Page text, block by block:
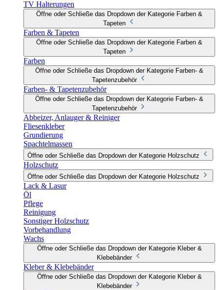
TV Halterungen
Öffne oder Schließe das Dropdown der Kategorie Farben &
Tapeten
Farben & Tapeten
Öffne oder Schließe das Dropdown der Kategorie Farben &
Tapeten
Farben
Öffne oder Schließe das Dropdown der Kategorie Farben- &
Tapetenzubehör
Farben- & Tapetenzubehör
Öffne oder Schließe das Dropdown der Kategorie Farben- &
Tapetenzubehör
Abbeizer, Anlauger & Reiniger
Fliesenkleber
Grundierung
Spachtelmassen
Öffne oder Schließe das Dropdown der Kategorie Holzschutz
Holzschutz
Öffne oder Schließe das Dropdown der Kategorie Holzschutz
Lack & Lasur
Öl
Pflege
Reinigung
Sonstiger Holzschutz
Vorbehandlung
Wachs
Öffne oder Schließe das Dropdown der Kategorie Kleber &
Klebebänder
Kleber & Klebebänder
Öffne oder Schließe das Dropdown der Kategorie Kleber &
Klebebänder